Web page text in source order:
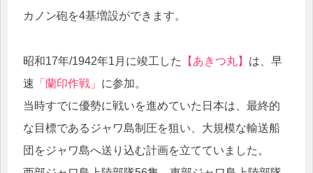
カノン砲を4基増設ができます。
昭和17年/1942年1月に竣工した 【あきつ丸】 は、早
速 「蘭印作戦」 に参加。
当時すでに優勢に戦いを進めていた日本は、最終的
な目標であるジャワ島制圧を狙い、大規模な輸送船
団をジャワ島へ送り込む計画を立てていました。